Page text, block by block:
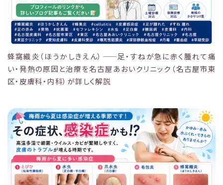
蜂窩織炎（ほうかしきえん）——足・すねが急に赤く腫れて痛
い・発熱の原因と治療を名古屋あおいクリニック（名古屋市東
区・皮膚科・内科）が詳しく解説